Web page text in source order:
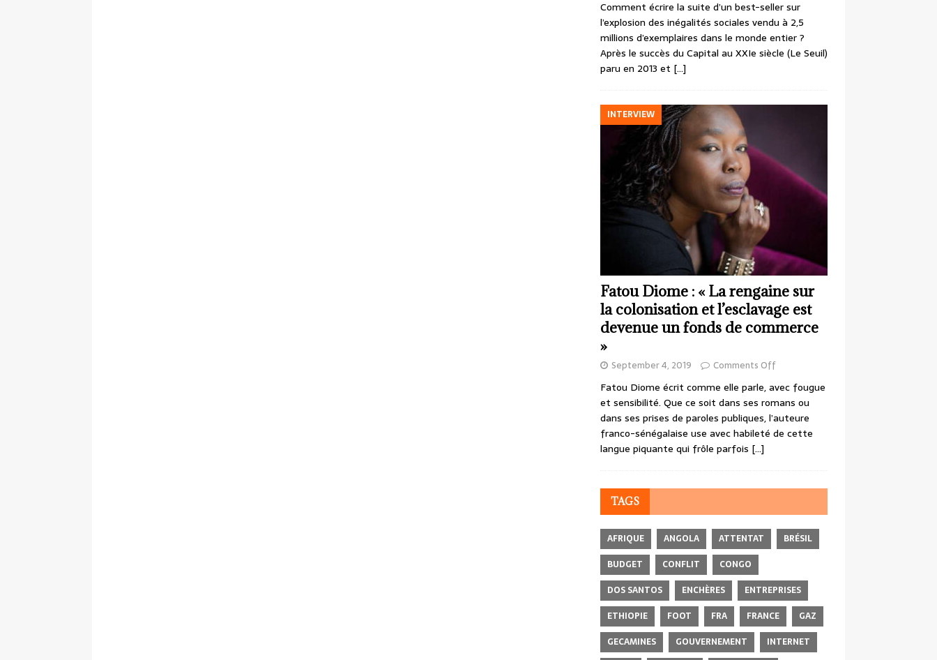
Comment écrire la suite d’un best-seller sur
l’explosion des inégalités sociales vendu à 2,5
millions d’exemplaires dans le monde entier ?
Après le succès du Capital au XXIe siècle (Le Seuil)
paru en 2013 et […]
INTERVIEW
Fatou Diome : « La rengaine sur
la colonisation et l’esclavage est
devenue un fonds de commerce
»
September 4, 2019 Comments Off
Fatou Diome écrit comme elle parle, avec fougue
et sensibilité. Que ce soit dans ses romans ou
dans ses prises de paroles publiques, l’auteure
franco-sénégalaise use avec habileté de cette
langue piquante qui frôle parfois […]
TAGS
AFRIQUE ANGOLA ATTENTAT
BRÉSIL
BUDGET
CONFLIT
CONGO
DOS SANTOS
ENCHÈRES
ENTREPRISES
ETHIOPIE
FOOT FRA FRANCE
GAZ
GECAMINES
GOUVERNEMENT INTERNET